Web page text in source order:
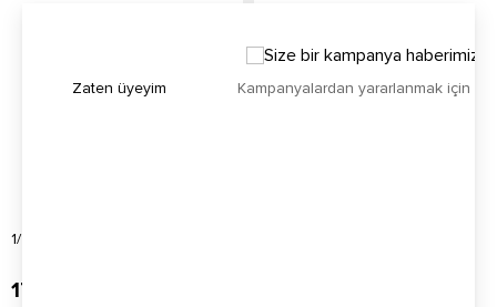
1/4 Gastronom Küvet
170.00
Kampanyalardan yararlanmak için
Zaten üyeyim